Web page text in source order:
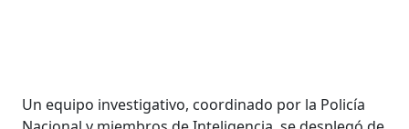
Un equipo investigativo, coordinado por la Policía